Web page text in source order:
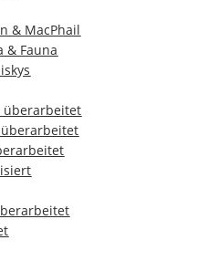
& MacPhail
& Fauna
überarbeitet